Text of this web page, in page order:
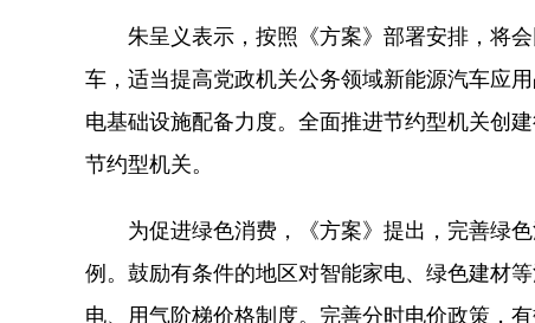
朱呈义表示，按照《方案》部署安排，将会
车，适当提高党政机关公务领域新能源汽车应
电基础设施配备力度。全面推进节约型机关创
节约型机关。
为促进绿色消费，《方案》提出，完善绿色
例。鼓励有条件的地区对智能家电、绿色建材
电、用气阶梯价格制度。完善分时电价政策，